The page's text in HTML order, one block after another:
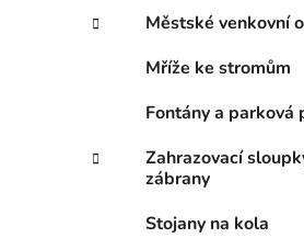
n
e
e
Městské venkovní
Mříže ke stromům
Fontány a parková
Zahrazovací
zábrany
Stojany na kola